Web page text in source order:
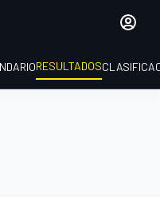
RESULTADOS